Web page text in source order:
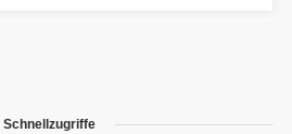
Schnellzugriffe